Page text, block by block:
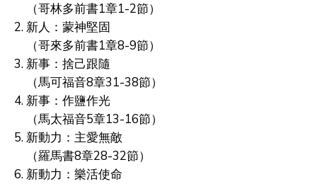
（哥林多前書1章1-2節）
2. 新人：蒙神堅固
（哥來多前書1章8-9節）
3. 新事：捨己跟隨
（馬可福音8章31-38節）
4. 新事：作鹽作光
（馬太福音5章13-16節）
5. 新動力：主愛無敵
（羅馬書8章28-32節）
6. 新動力：樂活使命